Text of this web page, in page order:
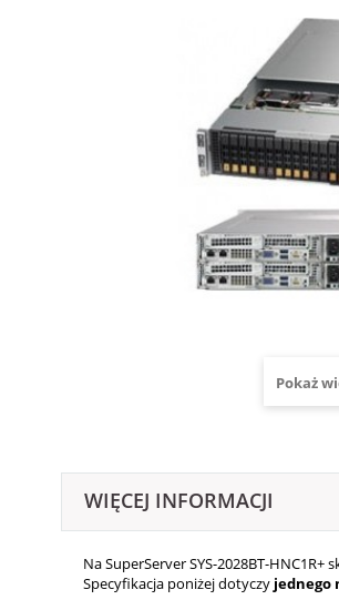
Pokaż
WIĘCEJ INFORMACJI
Na SuperServer SYS-2028BT-HNC1R+
Specyfikacja poniżej dotyczy jednego